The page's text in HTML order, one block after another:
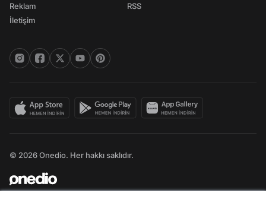
Reklam
İletişim
RSS
© 2026 Onedio. Her hakkı saklıdır.